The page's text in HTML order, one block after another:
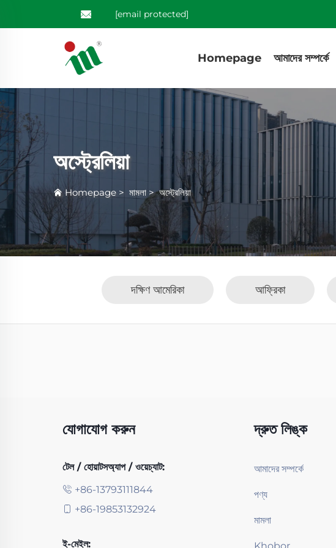
[email protected]
Homepage আমাদের সম্পর্কে
অস্ট্রেলিয়া
Homepage > মামলা >অস্ট্রেলিয়া
দক্ষিণ আমেরিকা আফ্রিকা
যোগাযোগ করুন
টেল / হোয়াটসঅ্যাপ / ওয়েচ্যাট:
+86-13793111844
+86-19853132924
ই-মেইল:
দ্রুত লিঙ্ক
আমাদের সম্পর্কে
পণ্য
মামলা